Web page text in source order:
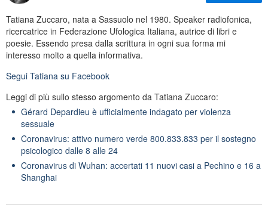
Tatiana Zuccaro, nata a Sassuolo nel 1980. Speaker radiofonica,
ricercatrice in Federazione Ufologica Italiana, autrice di libri e
poesie. Essendo presa dalla scrittura in ogni sua forma mi
interesso molto a quella informativa.
Segui Tatiana su Facebook
Leggi di più sullo stesso argomento da Tatiana Zuccaro:
Gérard Depardieu è ufficialmente indagato per violenza
sessuale
Coronavirus: attivo numero verde 800.833.833 per il sostegno
psicologico dalle 8 alle 24
Coronavirus di Wuhan: accertati 11 nuovi casi a Pechino e 16 a
Shanghai